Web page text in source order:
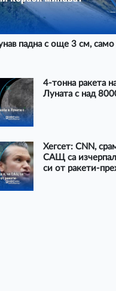
падна с още 3 см,
4-тонна ракета
Луната с над
Хегсет: CNN,
САЩ са
си от ракети-